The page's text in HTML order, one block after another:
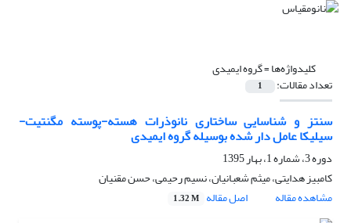
کلیدواژه‌ها =گروه ایمیدی
تعداد مقالات: 1
سنتز و شناسایی ساختاری نانوذرات هسته-پوسته مگنتیت-
سیلیکا عامل دار شده بوسیله گروه ایمیدی
دوره 3، شماره 1، بهار 1395
کامبیز هدایتی، میثم شعبانیان، نسیم رحیمی، حسن مقنیان
مشاهده مقاله
اصل مقاله 1.32 M